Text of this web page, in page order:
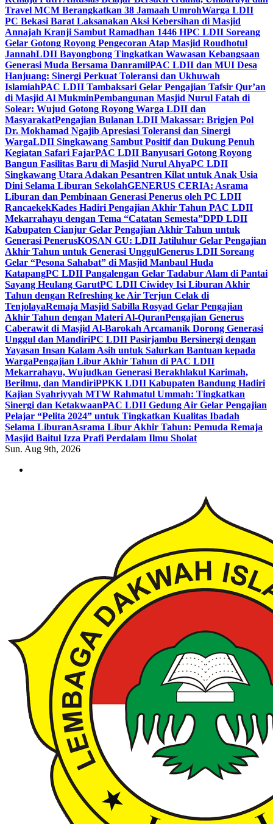
Travel MCM Berangkatkan 38 Jamaah UmrohWarga LDII
PC Bekasi Barat Laksanakan Aksi Kebersihan di Masjid
Annajah Kranji Sambut Ramadhan 1446 HPC LDII Soreang
Gelar Gotong Royong Pengecoran Atap Masjid Roudhotul
JannahLDII Bayongbong Tingkatkan Wawasan Kebangsaan
Generasi Muda Bersama DanramilPAC LDII dan MUI Desa
Hanjuang: Sinergi Perkuat Toleransi dan Ukhuwah
IslamiahPAC LDII Tambaksari Gelar Pengajian Tafsir Qur’an
di Masjid Al MukminPembangunan Masjid Nurul Fatah di
Solear: Wujud Gotong Royong Warga LDII dan
MasyarakatPengajian Bulanan LDII Makassar: Brigjen Pol
Dr. Mokhamad Ngajib Apresiasi Toleransi dan Sinergi
WargaLDII Singkawang Sambut Positif dan Dukung Penuh
Kegiatan Safari FajarPAC LDII Banyusari Gotong Royong
Bangun Fasilitas Baru di Masjid Nurul AhyaPC LDII
Singkawang Utara Adakan Pesantren Kilat untuk Anak Usia
Dini Selama Liburan SekolahGENERUS CERIA: Asrama
Liburan dan Pembinaan Generasi Penerus oleh PC LDII
RancaekekKades Hadiri Pengajian Akhir Tahun PAC LDII
Mekarrahayu dengan Tema “Catatan Semesta”DPD LDII
Kabupaten Cianjur Gelar Pengajian Akhir Tahun untuk
Generasi PenerusKOSAN GU: LDII Jatiluhur Gelar Pengajian
Akhir Tahun untuk Generasi UnggulGenerus LDII Soreang
Gelar “Pesona Sahabat” di Masjid Manbaul Huda
KatapangPC LDII Pangalengan Gelar Tadabur Alam di Pantai
Sayang Heulang GarutPC LDII Ciwidey Isi Liburan Akhir
Tahun dengan Refreshing ke Air Terjun Celak di
TenjolayaRemaja Masjid Sabilla Rosyad Gelar Pengajian
Akhir Tahun dengan Materi Al-QuranPengajian Generus
Caberawit di Masjid Al-Barokah Arcamanik Dorong Generasi
Unggul dan MandiriPC LDII Pasirjambu Bersinergi dengan
Yayasan Insan Kalam Asih untuk Salurkan Bantuan kepada
WargaPengajian Libur Akhir Tahun di PAC LDII
Mekarrahayu, Wujudkan Generasi Berakhlakul Karimah,
Berilmu, dan MandiriPPKK LDII Kabupaten Bandung Hadiri
Kajian Syahriyyah MTW Rahmatul Ummah: Tingkatkan
Sinergi dan KetakwaanPAC LDII Gedung Air Gelar Pengajian
Pelajar “Pelita 2024” untuk Tingkatkan Kualitas Ibadah
Selama LiburanAsrama Libur Akhir Tahun: Pemuda Remaja
Masjid Baitul Izza Prafi Perdalam Ilmu Sholat
Sun. Aug 9th, 2026